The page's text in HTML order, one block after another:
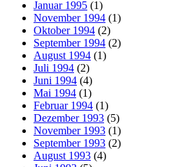
Januar 1995 (1)
November 1994 (1)
Oktober 1994 (2)
September 1994 (2)
August 1994 (1)
Juli 1994 (2)
Juni 1994 (4)
Mai 1994 (1)
Februar 1994 (1)
Dezember 1993 (5)
November 1993 (1)
September 1993 (2)
August 1993 (4)